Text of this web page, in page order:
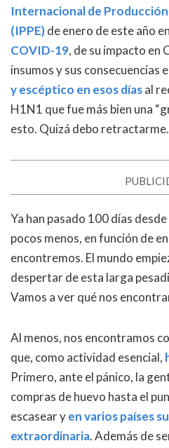
Internacional de
(IPPE)de enero de este año
COVID-19, de su impacto en
insumos y sus consecuencias
y escéptico en esos díasal
H1N1 que fue más bien una
esto. Quizá debo retractarme.
Ya han pasado 100 días
pocos menos, en función de
encontremos. El mundo
despertar de esta larga
Vamos a ver qué nos
Al menos, nos encontramos
que, como actividad esencial,
Primero, ante el pánico, la
compras de huevo hasta el
escasear yen varios países
extraordinaria. Además de